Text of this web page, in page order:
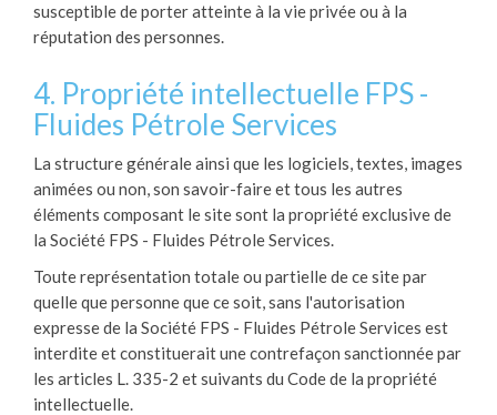
susceptible de porter atteinte à la vie privée ou à la
réputation des personnes.
4. Propriété intellectuelle FPS -
Fluides Pétrole Services
La structure générale ainsi que les logiciels, textes, images
animées ou non, son savoir-faire et tous les autres
éléments composant le site sont la propriété exclusive de
la Société FPS - Fluides Pétrole Services.
Toute représentation totale ou partielle de ce site par
quelle que personne que ce soit, sans l'autorisation
expresse de la Société FPS - Fluides Pétrole Services est
interdite et constituerait une contrefaçon sanctionnée par
les articles L. 335-2 et suivants du Code de la propriété
intellectuelle.